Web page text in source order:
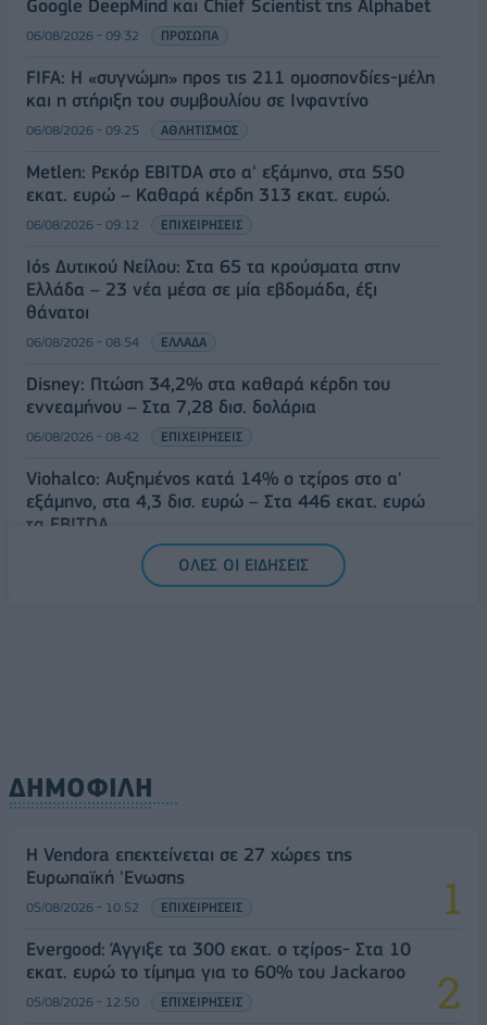
Google DeepMind και Chief Scientist της Alphabet
06/08/2026 - 09:32 ΠΡΟΣΩΠΑ
FIFA: Η «συγνώμη» προς τις 211 ομοσπονδίες-μέλη
και η στήριξη του συμβουλίου σε Ινφαντίνο
06/08/2026 - 09:25 ΑΘΛΗΤΙΣΜΟΣ
Metlen: Ρεκόρ EBITDA στο α' εξάμηνο, στα 550
εκατ. ευρώ – Καθαρά κέρδη 313 εκατ. ευρώ.
06/08/2026 - 09:12 ΕΠΙΧΕΙΡΗΣΕΙΣ
Ιός Δυτικού Νείλου: Στα 65 τα κρούσματα στην
Ελλάδα – 23 νέα μέσα σε μία εβδομάδα, έξι
θάνατοι
06/08/2026 - 08:54 ΕΛΛΑΔΑ
Disney: Πτώση 34,2% στα καθαρά κέρδη του
εννεαμήνου – Στα 7,28 δισ. δολάρια
06/08/2026 - 08:42 ΕΠΙΧΕΙΡΗΣΕΙΣ
Viohalco: Αυξημένος κατά 14% ο τζίρος στο α'
εξάμηνο, στα 4,3 δισ. ευρώ – Στα 446 εκατ. ευρώ
τα EBITDA
ΟΛΕΣ ΟΙ ΕΙΔΗΣΕΙΣ
ΔΗΜΟΦΙΛΗ
Η Vendora επεκτείνεται σε 27 χώρες της
Ευρωπαϊκή 'Ενωσης
05/08/2026 - 10:52 ΕΠΙΧΕΙΡΗΣΕΙΣ
Evergood: Άγγιξε τα 300 εκατ. ο τζίρος- Στα 10
εκατ. ευρώ το τίμημα για το 60% του Jackaroo
05/08/2026 - 12:50 ΕΠΙΧΕΙΡΗΣΕΙΣ